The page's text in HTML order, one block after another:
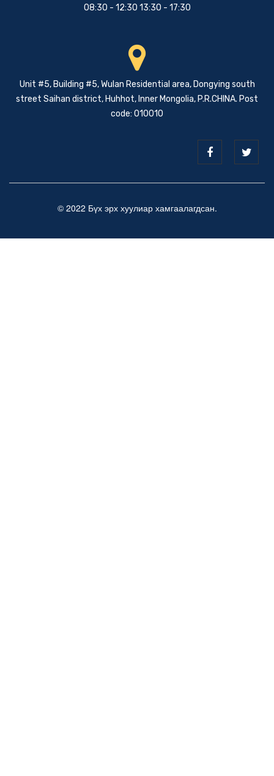
08:30 - 12:30 13:30 - 17:30
Unit #5, Building #5, Wulan Residential area, Dongying south
street Saihan district, Huhhot, Inner Mongolia, P.R.CHINA. Post
code: 010010
© 2022 Бүх эрх хуулиар хамгаалагдсан.